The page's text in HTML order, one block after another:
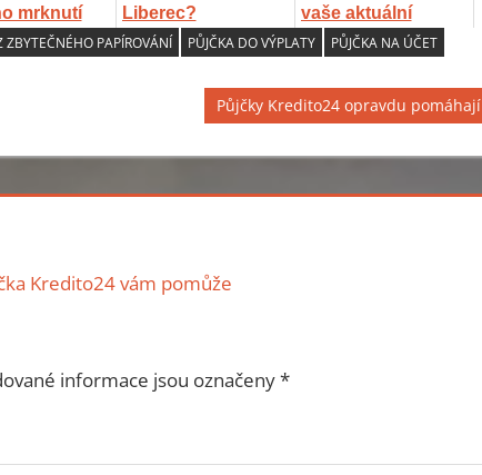
mrknutí
Liberec?
vaše aktuální
problémy
PAPÍROVÁNÍ PŮJČKA DO VÝPLATY PŮJČKA NA ÚČET
Next
Půjčky Kredito24 opravdu pomáhají
Kredito24 vám pomůže
informace jsou označeny*